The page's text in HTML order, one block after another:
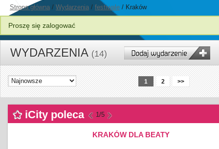
Strona główna / Wydarzenia / festiwale / Kraków
Proszę się zalogować
WYDARZENIA (14)
1 2 >>
iCity poleca
KRAKÓW DLA BEATY
1/5